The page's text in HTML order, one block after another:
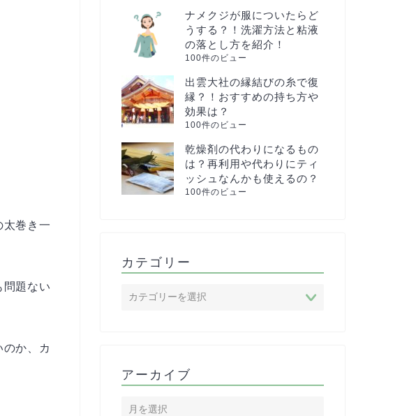
巻き一
問題ない
か、カ
ナメクジが服についたらど
うする？！洗濯方法と粘液
の落とし方を紹介！
100件のビュー
出雲大社の縁結びの糸で復
縁？！おすすめの持ち方や
効果は？
100件のビュー
乾燥剤の代わりになるもの
は？再利用や代わりにティ
ッシュなんかも使えるの？
100件のビュー
カテゴリー
アーカイブ